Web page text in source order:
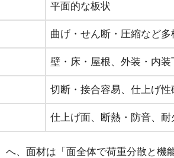
平面的な板状
曲げ・せん断・圧縮など多
壁・床・屋根、外装・内装
切断・接合容易、仕上げ性
仕上げ面、断熱・防音、耐
、面材は「面全体で荷重分散と機